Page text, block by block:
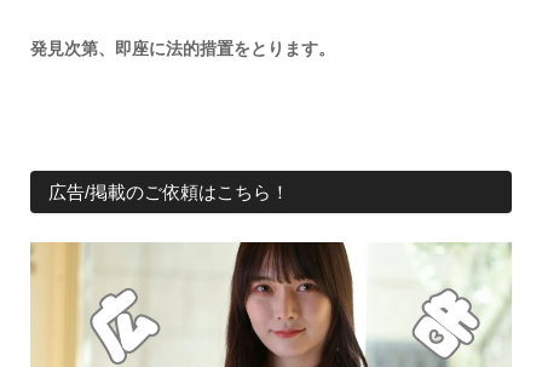
発見次第、即座に法的措置をとります。
広告/掲載のご依頼はこちら！